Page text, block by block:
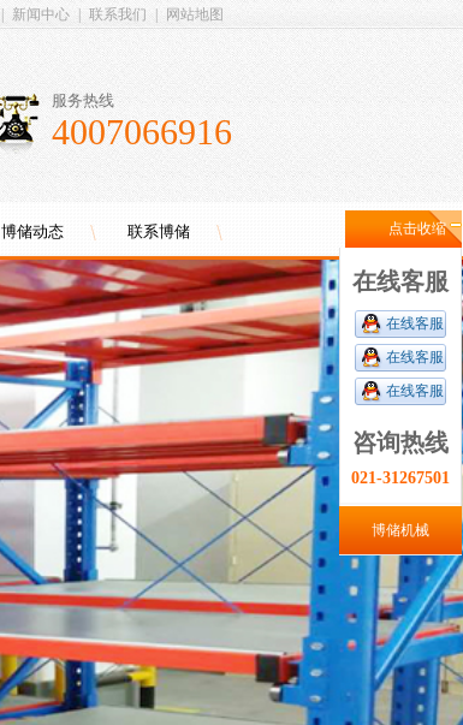
新闻中心 联系我们 网站地图
服务热线
4007066916
博储动态 联系博储 点击收缩
在线客服
在线客服
在线客服
在线客服
咨询热线
021-31267501
博储机械